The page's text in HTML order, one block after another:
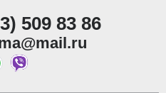
509 83 86